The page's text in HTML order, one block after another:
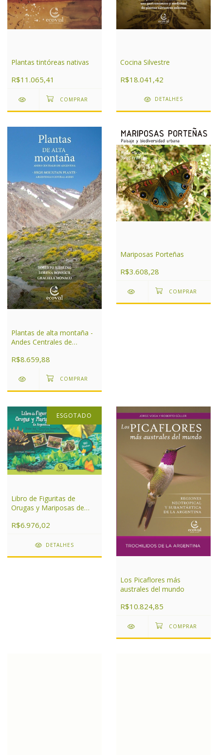
Plantas tintóreas nativas
R$11.065,41
Cocina Silvestre
R$18.041,42
DETALHES
Plantas de alta montaña -
Andes Centrales de
R$8.659,88
Mariposas Porteñas
R$3.608,28
ESGOTADO
Libro de Figuritas de
Orugas y Mariposas de
R$6.976,02
DETALHES
Los Picaflores más
australes del mundo
R$10.824,85